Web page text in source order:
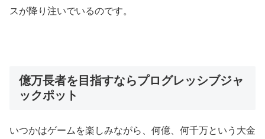
スが降り注いでいるのです。
億万長者を目指すならプログレッシブジャ
ックポット
いつかはゲームを楽しみながら、何億、何千万という大金